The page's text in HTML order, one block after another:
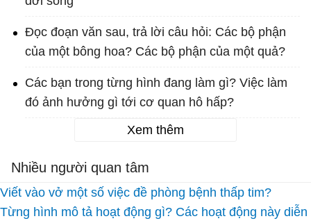
Đọc đoạn văn sau, trả lời câu hỏi: Các bộ phận
của một bông hoa? Các bộ phận của một quả?
Các bạn trong từng hình đang làm gì? Việc làm
đó ảnh hưởng gì tới cơ quan hô hấp?
Xem thêm
Nhiều người quan tâm
Viết vào vở một số việc đề phòng bệnh thấp tim?
Từng hình mô tả hoạt động gì? Các hoạt động này diễn